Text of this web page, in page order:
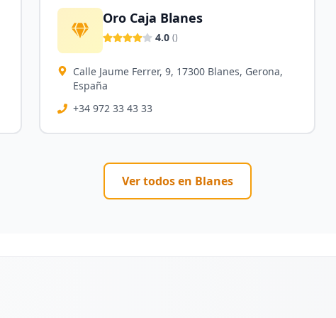
Oro Caja Blanes
4.0 ()
Calle Jaume Ferrer, 9, 17300 Blanes, Gerona,
España
+34 972 33 43 33
Ver todos en Blanes